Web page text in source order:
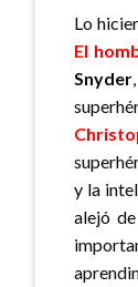
Lo
El
Snyder
y la
alejó